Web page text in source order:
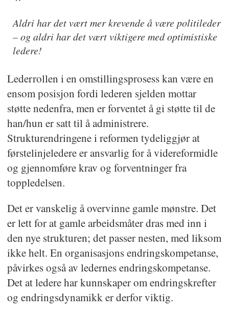
Aldri har det vært mer krevende å være politileder
– og aldri har det vært viktigere med optimistiske
ledere!
Lederrollen i en omstillingsprosess kan være en
ensom posisjon fordi lederen sjelden mottar
støtte nedenfra, men er forventet å gi støtte til de
han/hun er satt til å administrere.
Strukturendringene i reformen tydeliggjør at
førstelinjeledere er ansvarlig for å videreformidle
og gjennomføre krav og forventninger fra
toppledelsen.
Det er vanskelig å overvinne gamle mønstre. Det
er lett for at gamle arbeidsmåter dras med inn i
den nye strukturen; det passer nesten, med liksom
ikke helt. En organisasjons endringskompetanse,
påvirkes også av ledernes endringskompetanse.
Det at ledere har kunnskaper om endringskrefter
og endringsdynamikk er derfor viktig.